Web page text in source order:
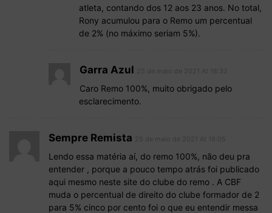
atleta, contando dos 12 aos 23 anos. No total,
Rony acumulou para o Remo um percentual
de 2% (no máximo seriam 5%).
Garra Azul
Caro Remo 100%, muito obrigado pelo
esclarecimento.
Sempre Remista
Lendo essa matéria aí, do remo 100%, não deu pra
entender , porque a pouco tempo atrás foi publicado
aqui mesmo neste site do clube do remo . A CBF
muda o percentual de direito do clube formador de 2
para 5% cinco por cento foi o que eu entendir messa